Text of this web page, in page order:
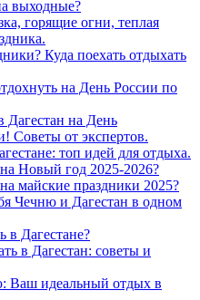
выходные?
горящие огни, теплая
Куда поехать отдыхать
на День России по
на День
Советы от экспертов.
топ идей для отдыха.
Новый год 2025-2026?
майские праздники 2025?
Чечню и Дагестан в одном
в Дагестане?
в Дагестан: советы и
Ваш идеальный отдых в